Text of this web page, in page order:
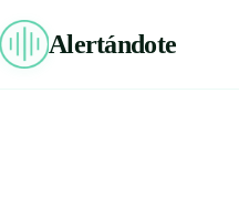
Alertándote
Alertándote